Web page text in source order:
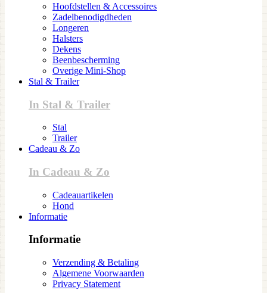
Hoofdstellen & Accessoires
Zadelbenodigdheden
Longeren
Halsters
Dekens
Beenbescherming
Overige Mini-Shop
Stal & Trailer
In Stal & Trailer
Stal
Trailer
Cadeau & Zo
In Cadeau & Zo
Cadeauartikelen
Hond
Informatie
Informatie
Verzending & Betaling
Algemene Voorwaarden
Privacy Statement